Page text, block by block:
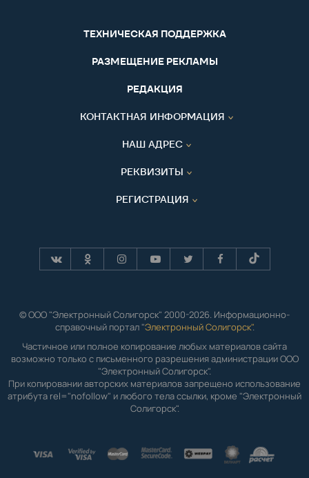
ТЕХНИЧЕСКАЯ ПОДДЕРЖКА
РАЗМЕЩЕНИЕ РЕКЛАМЫ
РЕДАКЦИЯ
КОНТАКТНАЯ ИНФОРМАЦИЯ
НАШ АДРЕС
РЕКВИЗИТЫ
РЕГИСТРАЦИЯ
© ООО "Электронный Солигорск" 2000-2026. Информационно-
справочный портал "Электронный Солигорск".
Частичное или полное копирование любых материалов сайта
возможно только с письменного разрешения администрации ООО
"Электронный Солигорск".
При копировании авторских материалов запрещено использование
атрибута rel="nofollow" и любого тела ссылки, кроме "Электронный
Солигорск".